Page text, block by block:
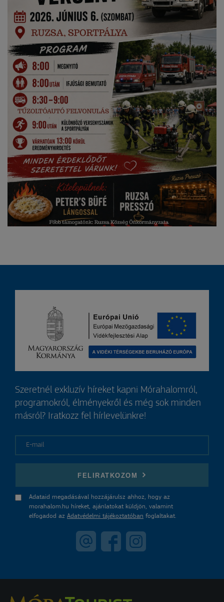
Szeretnél exkluzív híreket kapni Mórahalomról,
programokról, élményekről és még sok minden
másról? Iratkozz fel hírlevelünkre!
FELIRATKOZOM
Adataid megadásával hozzájárulsz ahhoz, hogy az
morahalom.hu híreket, ajánlatokat küldjön, valamint
elfogadod az Adatvédelmi tájékoztatóban foglaltakat.